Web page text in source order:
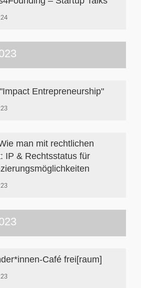
Entrepreneurship"
man mit rechtlichen
IP & Rechtsstatus für
Café frei[raum]